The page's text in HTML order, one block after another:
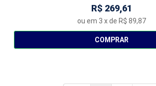
R$ 269,61
ou em 3 x de R$ 89,87
COMPRAR